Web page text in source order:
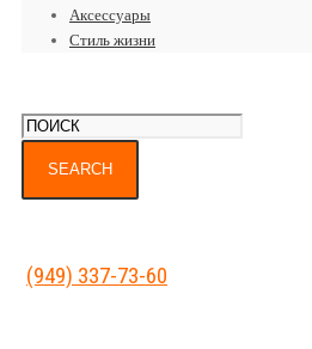
Аксессуары
Стиль жизни
(949) 337-73-60